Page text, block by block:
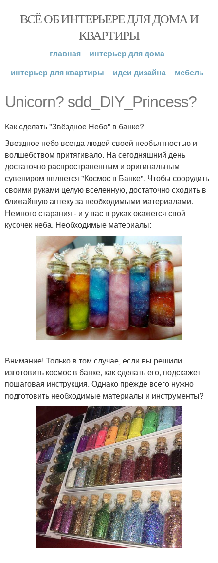
ВСЁ ОБ ИНТЕРЬЕРЕ ДЛЯ ДОМА И
КВАРТИРЫ
главная
интерьер для дома
интерьер для квартиры
идеи дизайна мебель
Unicorn? sdd_DIY_Princess?
Как сделать "Звёздное Небо" в банке?
Звездное небо всегда людей своей необъятностью и
волшебством притягивало. На сегодняшний день
достаточно распространенным и оригинальным
сувениром является "Космос в Банке". Чтобы соорудить
своими руками целую вселенную, достаточно сходить в
ближайшую аптеку за необходимыми материалами.
Немного старания - и у вас в руках окажется свой
кусочек неба. Необходимые материалы:
Внимание! Только в том случае, если вы решили
изготовить космос в банке, как сделать его, подскажет
пошаговая инструкция. Однако прежде всего нужно
подготовить необходимые материалы и инструменты?